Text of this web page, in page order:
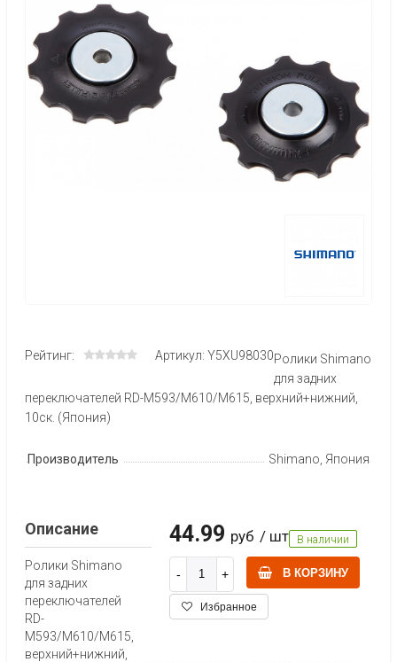
Рейтинг: Артикул: Y5XU98030Ролики Shimano
для задних
переключателей RD-M593/M610/M615, верхний+нижний,
10ск. (Япония)
Производитель Shimano, Япония
44.99 руб / шт В наличии
В КОРЗИНУ
Избранное
Описание
Ролики Shimano
для задних
переключателей
RD-
M593/M610/M615,
верхний+нижний,